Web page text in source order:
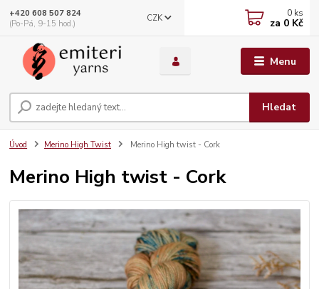
Menu
CZK
Hledat
+420 608 507 824
(Po-Pá, 9-15 hod.)
0 ks
za 0 Kč
Úvod Merino High Twist Merino High twist - Cork
Merino High twist - Cork